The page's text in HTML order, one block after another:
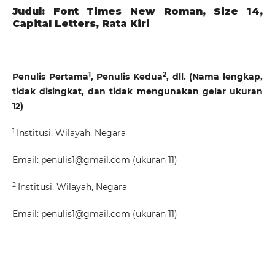
Judul: Font Times New Roman, Size 14,
Capital Letters, Rata Kiri
Penulis Pertama1, Penulis Kedua2, dll. (Nama lengkap,
tidak disingkat, dan tidak mengunakan gelar ukuran
12)
1 Institusi, Wilayah, Negara
Email: penulis1@gmail.com (ukuran 11)
2 Institusi, Wilayah, Negara
Email: penulis1@gmail.com (ukuran 11)